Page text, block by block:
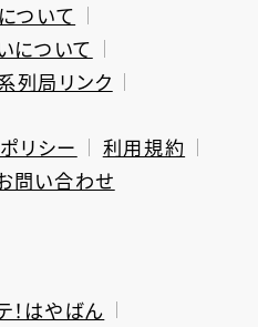
ついて
について
列局リンク
リシー
利用規約
問い合わせ
！はやばん